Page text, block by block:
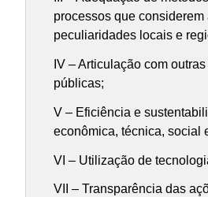
processos que considerem
peculiaridades locais e
IV – Articulação com
públicas;
V – Eficiência e
econômica, técnica, social
VI – Utilização de
VII – Transparência das